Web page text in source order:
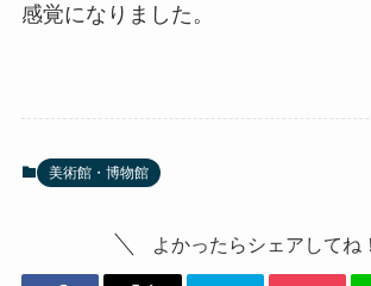
感覚になりました。
美術館・博物館
よかったらシェアしてね！